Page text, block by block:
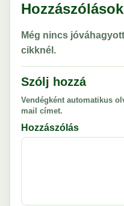
Hozzászólások
Még nincs
cikknél.
Szólj hozzá
Vendégként automatikus
mail címet.
Hozzászólás